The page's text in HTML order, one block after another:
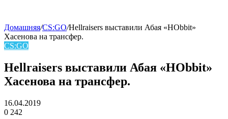
skin
Домашняя/CS:GO/Hellraisers выставили Абая «HObbit»
Хасенова на трансфер.
CS:GO
Hellraisers выставили Абая «HObbit»
Хасенова на трансфер.
16.04.2019
0 242